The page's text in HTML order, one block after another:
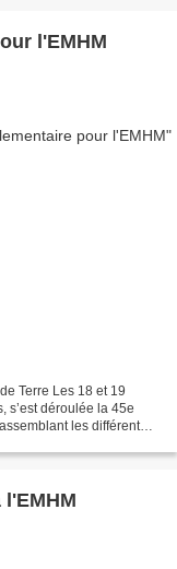
l'EMHM
Terre Les 18 et 19
s’est déroulée la 45e
les différentes
l'EMHM